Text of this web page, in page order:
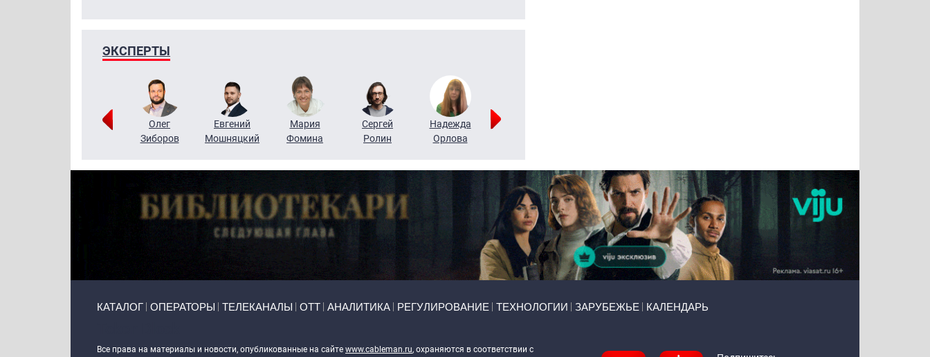
ЭКСПЕРТЫ
Григорий
Олег
Зиборов
Евгений
Мошняцкий
Мария
Фомина
Сергей
Ролин
Надежда
Орлова
КАТАЛОГ ОПЕРАТОРЫ ТЕЛЕКАНАЛЫ ОТТ АНАЛИТИКА РЕГУЛИРОВАНИЕ ТЕХНОЛОГИИ ЗАРУБЕЖЬЕ КАЛЕНДАРЬ
Все права на материалы и новости, опубликованные на сайте www.cableman.ru, охраняются в соответствии с